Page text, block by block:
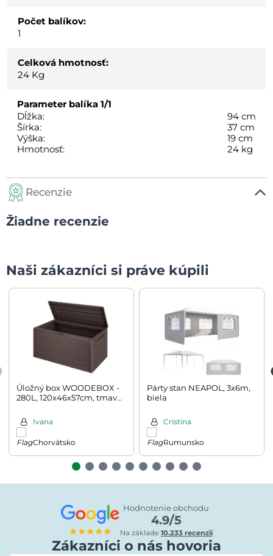
Počet balíkov:
1
Celková hmotnosť:
24 Kg
Parameter balíka 1/1
Dĺžka:
94 cm
Šírka:
37 cm
Výška:
19 cm
Hmotnosť:
24 kg
Recenzie
Žiadne recenzie
Naši zákazníci si práve kúpili
Úložný box WOODEBOX -
280L, 120x46x57cm, tmavo
Ivana
Chorvátsko
Párty stan NEAPOL, 3x6m,
biela
Cristina
Rumunsko
★★★★★
Hodnotenie obchodu
4.9/5
Na základe 10.233 recenzií
Zákazníci o nás hovoria